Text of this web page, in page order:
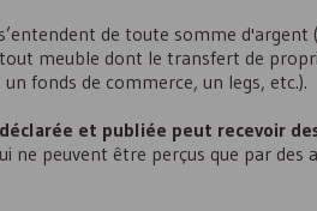
s’entendent de toute somme
meuble dont le transfert de
fonds de commerce, un legs, etc.).
et publiée peut recevoir
ne peuvent être perçus que par